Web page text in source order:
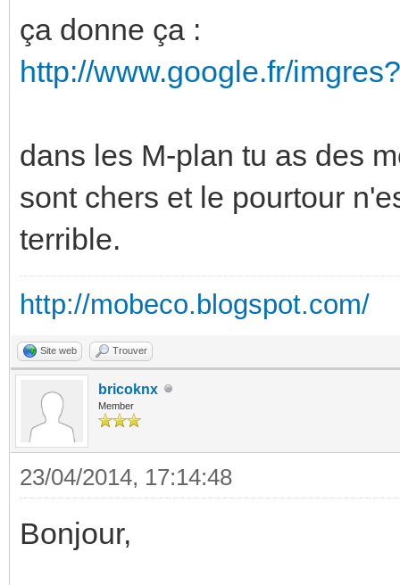
ça donne ça :
http://www.google.fr/
dans les M-plan tu as des
sont chers et le pourtour
terrible.
http://mobeco.blogspot.com/
Site web Trouver
bricoknx
Member
23/04/2014, 17:14:48
Bonjour,